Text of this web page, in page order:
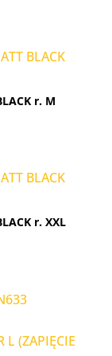
r. M
r. XXL